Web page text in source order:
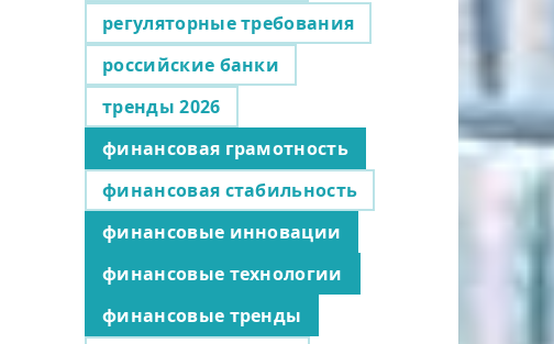
регуляторные требования
российские банки
тренды 2026
финансовая грамотность
финансовая стабильность
финансовые инновации
финансовые технологии
финансовые тренды